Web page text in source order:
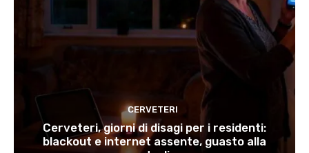
CERVETERI
Cerveteri, giorni di disagi per i residenti:
blackout e internet assente, guasto alla